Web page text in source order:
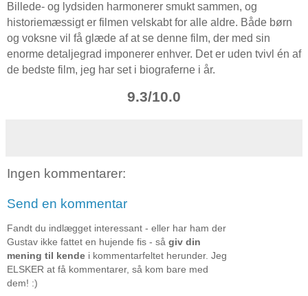
Billede- og lydsiden harmonerer smukt sammen, og
historiemæssigt er filmen velskabt for alle aldre. Både børn
og voksne vil få glæde af at se denne film, der med sin
enorme detaljegrad imponerer enhver. Det er uden tvivl én af
de bedste film, jeg har set i biograferne i år.
9.3/10.0
Ingen kommentarer:
Send en kommentar
Fandt du indlægget interessant - eller har ham der
Gustav ikke fattet en hujende fis - så giv din
mening til kende i kommentarfeltet herunder. Jeg
ELSKER at få kommentarer, så kom bare med
dem! :)